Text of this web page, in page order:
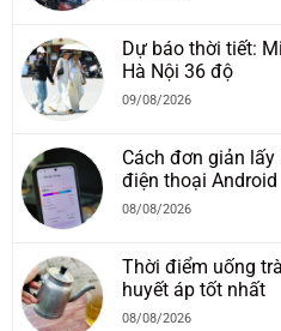
Dự báo thời tiết:
Hà Nội 36 độ
09/08/2026
Cách đơn giản
điện thoại Android
08/08/2026
Thời điểm uống
huyết áp tốt nhất
08/08/2026